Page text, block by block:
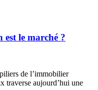
le marché ?
de l’immobilier
traverse aujourd’hui une